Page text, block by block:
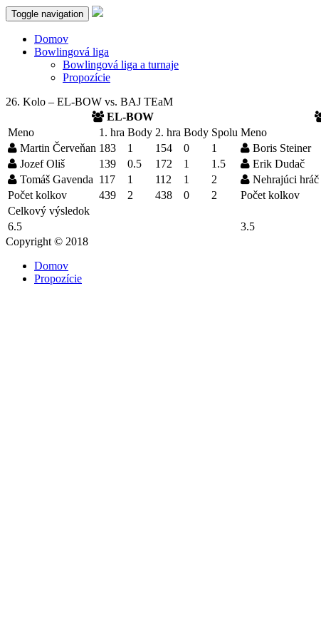
Toggle navigation
Domov
Bowlingová liga
Bowlingová liga a turnaje
Propozície
26. Kolo – EL-BOW vs. BAJ TEaM
EL-BOW
Meno
1. hra Body 2. hra Body Spolu Meno
Martin Červeňan 183 1 154 0 1 Boris Steiner
Jozef Oliš
139 0.5 172 1 1.5 Erik Dudač
Tomáš Gavenda 117 1 112 1 2 Nehrajúci hráč
Počet kolkov
439 2 438 0 2 Počet kolkov
Celkový výsledok
6.5
3.5
Copyright © 2018
Domov
Propozície